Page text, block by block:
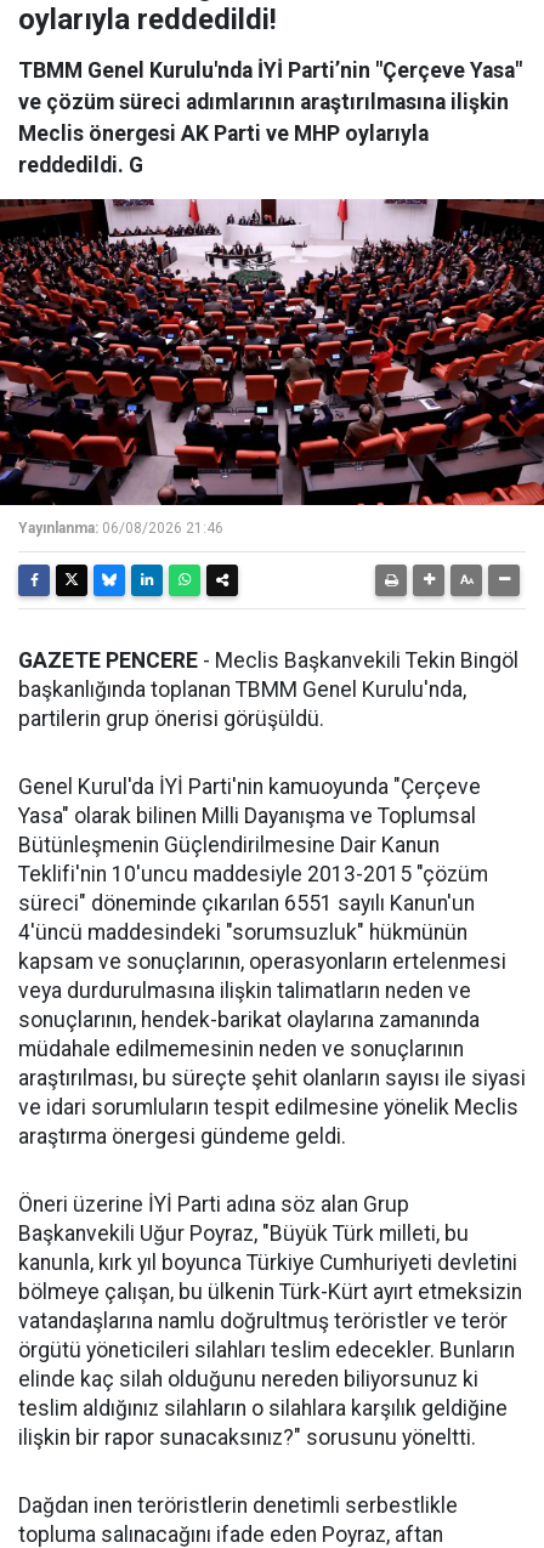
oylarıyla reddedildi!
TBMM Genel Kurulu'nda İYİ Parti’nin "Çerçeve Yasa"
ve çözüm süreci adımlarının araştırılmasına ilişkin
Meclis önergesi AK Parti ve MHP oylarıyla
reddedildi. G
Yayınlanma: 06/08/2026 21:46
GAZETE PENCERE - Meclis Başkanvekili Tekin Bingöl
başkanlığında toplanan TBMM Genel Kurulu'nda,
partilerin grup önerisi görüşüldü.
Genel Kurul'da İYİ Parti'nin kamuoyunda "Çerçeve
Yasa" olarak bilinen Milli Dayanışma ve Toplumsal
Bütünleşmenin Güçlendirilmesine Dair Kanun
Teklifi'nin 10'uncu maddesiyle 2013-2015 "çözüm
süreci" döneminde çıkarılan 6551 sayılı Kanun'un
4'üncü maddesindeki "sorumsuzluk" hükmünün
kapsam ve sonuçlarının, operasyonların ertelenmesi
veya durdurulmasına ilişkin talimatların neden ve
sonuçlarının, hendek-barikat olaylarına zamanında
müdahale edilmemesinin neden ve sonuçlarının
araştırılması, bu süreçte şehit olanların sayısı ile siyasi
ve idari sorumluların tespit edilmesine yönelik Meclis
araştırma önergesi gündeme geldi.
Öneri üzerine İYİ Parti adına söz alan Grup
Başkanvekili Uğur Poyraz, "Büyük Türk milleti, bu
kanunla, kırk yıl boyunca Türkiye Cumhuriyeti devletini
bölmeye çalışan, bu ülkenin Türk-Kürt ayırt etmeksizin
vatandaşlarına namlu doğrultmuş teröristler ve terör
örgütü yöneticileri silahları teslim edecekler. Bunların
elinde kaç silah olduğunu nereden biliyorsunuz ki
teslim aldığınız silahların o silahlara karşılık geldiğine
ilişkin bir rapor sunacaksınız?" sorusunu yöneltti.
Dağdan inen teröristlerin denetimli serbestlikle
topluma salınacağını ifade eden Poyraz, aftan